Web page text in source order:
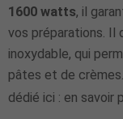
1600 watts, il
vos préparations. Il
inoxydable, qui
pâtes et de
dédié ici : en savoir